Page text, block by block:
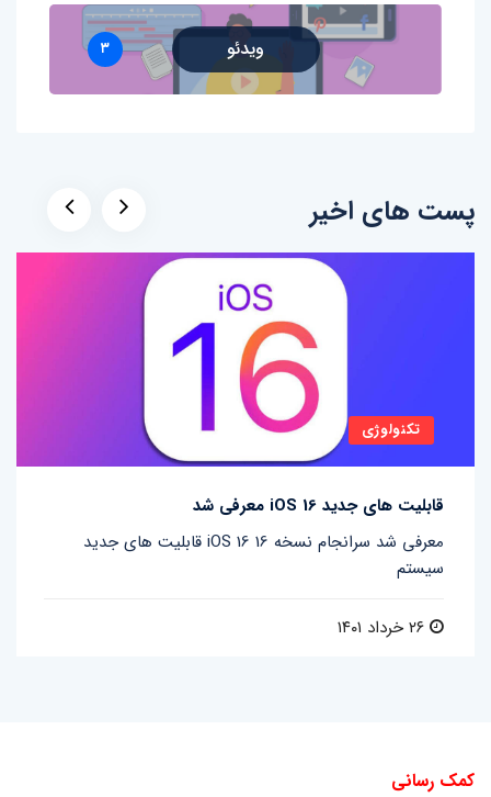
ویدئو ۳
پست های اخیر
تکنولوژی
قابلیت های جدید iOS 16 معرفی شد
قابلیت های جدید iOS 16 معرفی شد سرانجام نسخه 16
سیستم
کمک رسانی